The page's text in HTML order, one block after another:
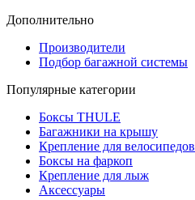
Дополнительно
Производители
Подбор багажной системы
Популярные категории
Боксы THULE
Багажники на крышу
Крепление для велосипедов
Боксы на фаркоп
Крепление для лыж
Аксессуары